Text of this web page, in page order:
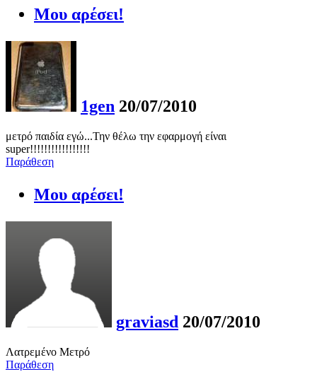
Μου αρέσει!
1gen 20/07/2010
μετρό παιδία εγώ...Την θέλω την εφαρμογή είναι
super!!!!!!!!!!!!!!!!!
Παράθεση
Μου αρέσει!
graviasd 20/07/2010
Λατρεμένο Μετρό
Παράθεση